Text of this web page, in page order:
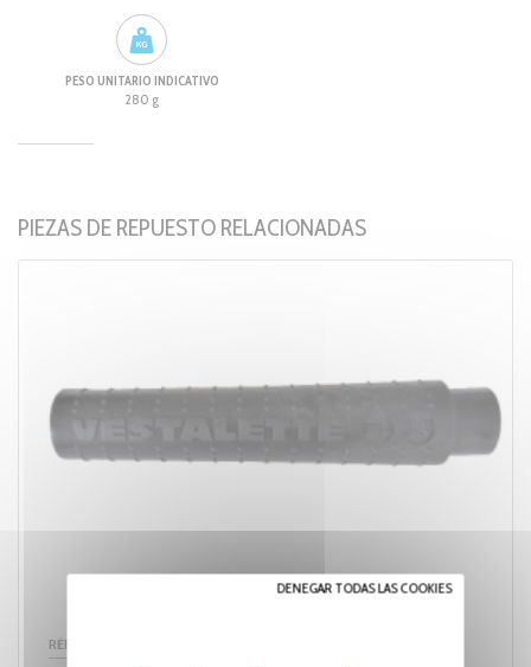
PESO UNITARIO INDICATIVO
280 g
PIEZAS DE REPUESTO RELACIONADAS
RÉF. 110.02
DENEGAR TODAS LAS COOKIES